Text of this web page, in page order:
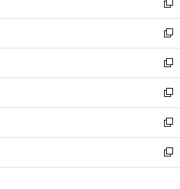
く
で
開
く
ド
ウ
で
開
く
ィ
ン
ド
ウ
で
開
く
い
ウ
ィ
ン
ド
ウ
で
開
く
新
し
い
ウ
ィ
ン
ド
ウ
で
開
く
新
し
い
ウ
ィ
ン
ド
ウ
で
開
新
し
い
ウ
ィ
ン
ド
ウ
新
し
い
ウ
ィ
ン
新
し
い
ウ
新
し